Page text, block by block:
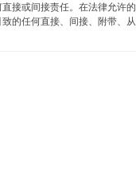
接或间接责任。在法律允许
的任何直接、间接、附带、